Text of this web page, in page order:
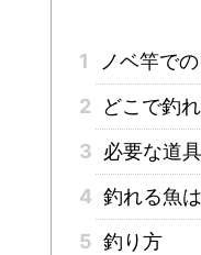
1
ノベ竿で
2
どこで釣
3 必要な道
4 釣れる魚
5 釣り方